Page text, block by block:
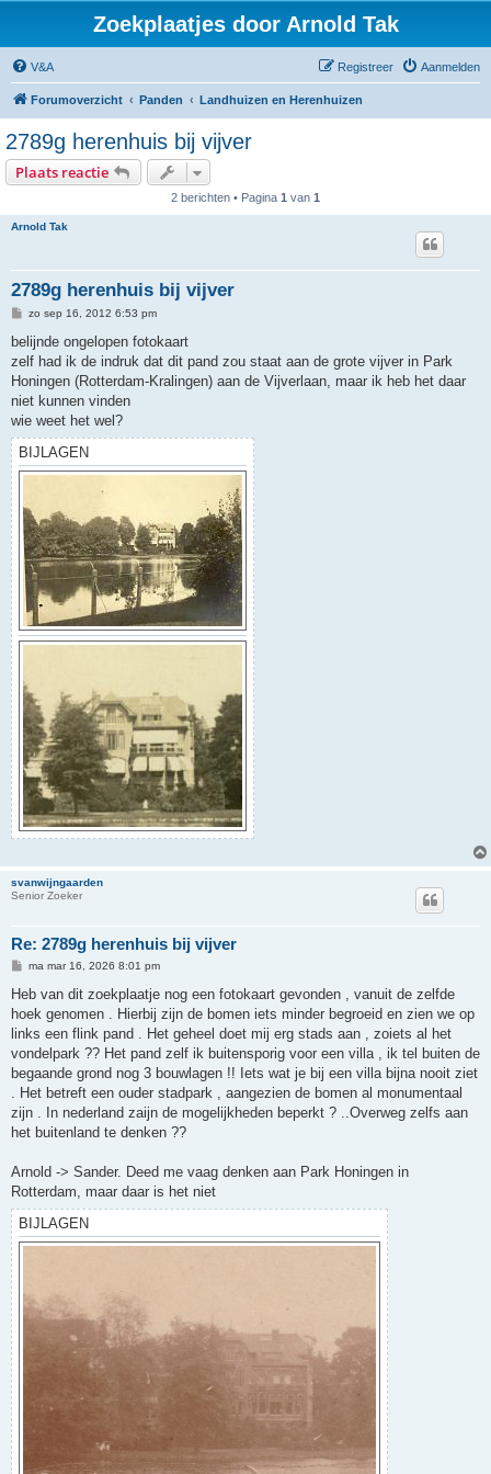
Zoekplaatjes door Arnold Tak
V&A Aanmelden
Registreer
Forumoverzicht Panden Landhuizen en Herenhuizen
2789g herenhuis bij vijver
Plaats reactie
2 berichten • Pagina 1 van 1
Arnold Tak
2789g herenhuis bij vijver
B
r
c
h
zo sep 16, 2012 6:53 pm
belijnde ongelopen fotokaart
zelf had ik de indruk dat dit pand zou staat aan de grote vijver in Park
Honingen (Rotterdam-Kralingen) aan de Vijverlaan, maar ik heb het daar
niet kunnen vinden
wie weet het wel?
BIJLAGEN
svanwijngaarden
Senior Zoeker
Re: 2789g herenhuis bij vijver
B
r
c
h
ma mar 16, 2026 8:01 pm
Heb van dit zoekplaatje nog een fotokaart gevonden , vanuit de zelfde
hoek genomen . Hierbij zijn de bomen iets minder begroeid en zien we op
links een flink pand . Het geheel doet mij erg stads aan , zoiets al het
vondelpark ?? Het pand zelf ik buitensporig voor een villa , ik tel buiten de
begaande grond nog 3 bouwlagen !! Iets wat je bij een villa bijna nooit ziet
. Het betreft een ouder stadpark , aangezien de bomen al monumentaal
zijn . In nederland zaijn de mogelijkheden beperkt ? ..Overweg zelfs aan
het buitenland te denken ??
Arnold -> Sander. Deed me vaag denken aan Park Honingen in
Rotterdam, maar daar is het niet
BIJLAGEN